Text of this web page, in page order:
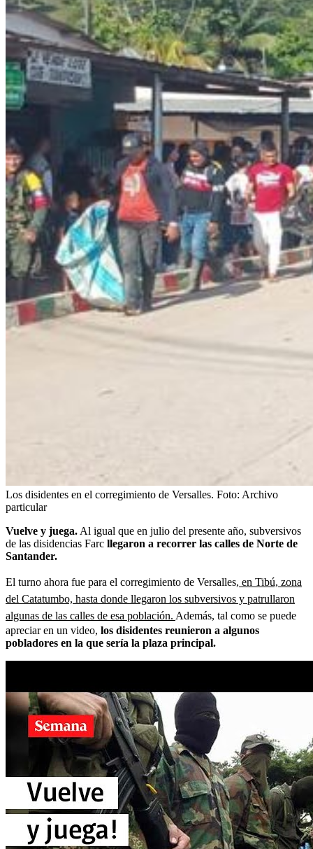
Los disidentes en el corregimiento de Versalles. Foto: Archivo
particular
Vuelve y juega. Al igual que en julio del presente año, subversivos
de las disidencias Farc llegaron a recorrer las calles de Norte de
Santander.
El turno ahora fue para el corregimiento de Versalles, en Tibú, zona
del Catatumbo, hasta donde llegaron los subversivos y patrullaron
algunas de las calles de esa población. Además, tal como se puede
apreciar en un video, los disidentes reunieron a algunos
pobladores en la que sería la plaza principal.